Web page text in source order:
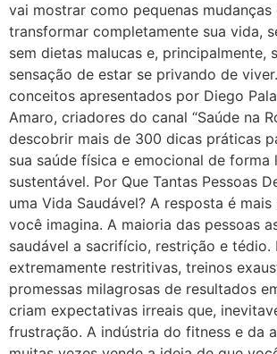
vai mostrar como pequenas mudanças
transformar completamente sua vida,
sem dietas malucas e, principalmente,
sensação de estar se privando de
conceitos apresentados por Diego
Amaro, criadores do canal “Saúde na
descobrir mais de 300 dicas práticas
sua saúde física e emocional de
sustentável. Por Que Tantas Pessoas
uma Vida Saudável? A resposta é
você imagina. A maioria das pessoas
saudável a sacrifício, restrição e tédio.
extremamente restritivas, treinos
promessas milagrosas de resultados
criam expectativas irreais que,
frustração. A indústria do fitness e da